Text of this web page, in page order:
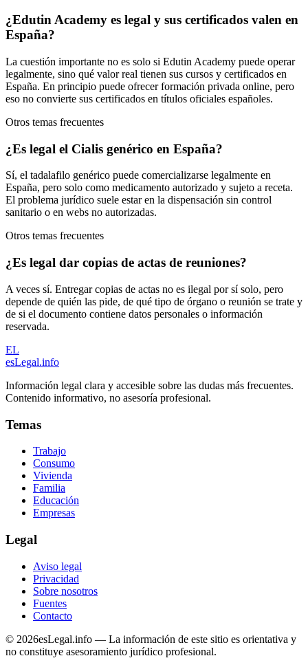
¿Edutin Academy es legal y sus certificados valen en
España?
La cuestión importante no es solo si Edutin Academy puede operar
legalmente, sino qué valor real tienen sus cursos y certificados en
España. En principio puede ofrecer formación privada online, pero
eso no convierte sus certificados en títulos oficiales españoles.
Otros temas frecuentes
¿Es legal el Cialis genérico en España?
Sí, el tadalafilo genérico puede comercializarse legalmente en
España, pero solo como medicamento autorizado y sujeto a receta.
El problema jurídico suele estar en la dispensación sin control
sanitario o en webs no autorizadas.
Otros temas frecuentes
¿Es legal dar copias de actas de reuniones?
A veces sí. Entregar copias de actas no es ilegal por sí solo, pero
depende de quién las pide, de qué tipo de órgano o reunión se trate y
de si el documento contiene datos personales o información
reservada.
EL
esLegal.info
Información legal clara y accesible sobre las dudas más frecuentes.
Contenido informativo, no asesoría profesional.
Temas
Trabajo
Consumo
Vivienda
Familia
Educación
Empresas
Legal
Aviso legal
Privacidad
Sobre nosotros
Fuentes
Contacto
© 2026esLegal.info — La información de este sitio es orientativa y
no constituye asesoramiento jurídico profesional.